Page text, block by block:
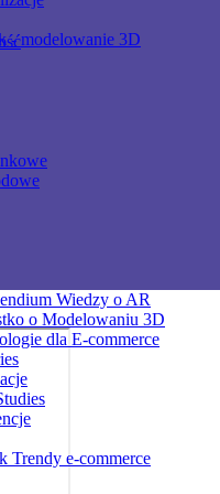
- modelowanie 3D
Wiedzy o AR
o Modelowaniu 3D
dla E-commerce
Trendy e-commerce